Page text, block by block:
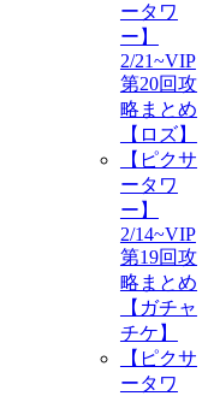
ータワ
ー】
2/21~VIP
第20回攻
略まとめ
【ロズ】
【ピクサ
ータワ
ー】
2/14~VIP
第19回攻
略まとめ
【ガチャ
チケ】
【ピクサ
ータワ